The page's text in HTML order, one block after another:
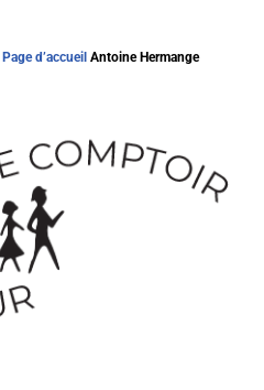
Page d’accueil Antoine Hermange